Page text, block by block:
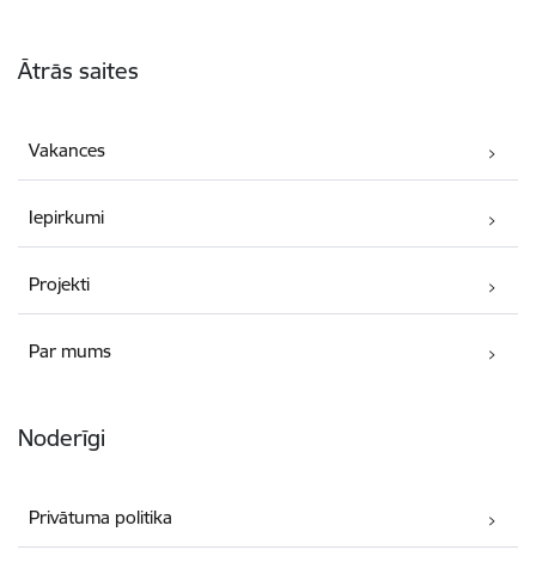
Ātrās saites
Vakances
Iepirkumi
Projekti
Par mums
Noderīgi
Privātuma politika